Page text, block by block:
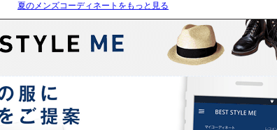
夏のメンズコーディネートをもっと見る